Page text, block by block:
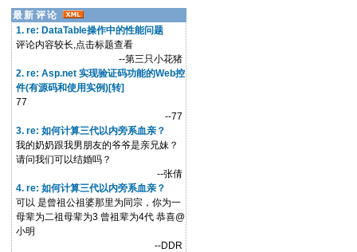
最新评论
1. re: DataTable操作中的性能问题
评论内容较长,点击标题查看
--第三只小花猪
2. re: Asp.net 实现验证码功能的Web控
件(有源码和使用实例)[转]
77
--77
3. re: 如何计算三代以内旁系血亲？
我的奶奶跟我男朋友的爷爷是亲兄妹？
请问我们可以结婚吗？
--张倩
4. re: 如何计算三代以内旁系血亲？
可以 是曾祖公祖婆那里为同宗，你为一
母辈为二祖母辈为3 曾祖辈为4代 恭喜@
小明
--DDR